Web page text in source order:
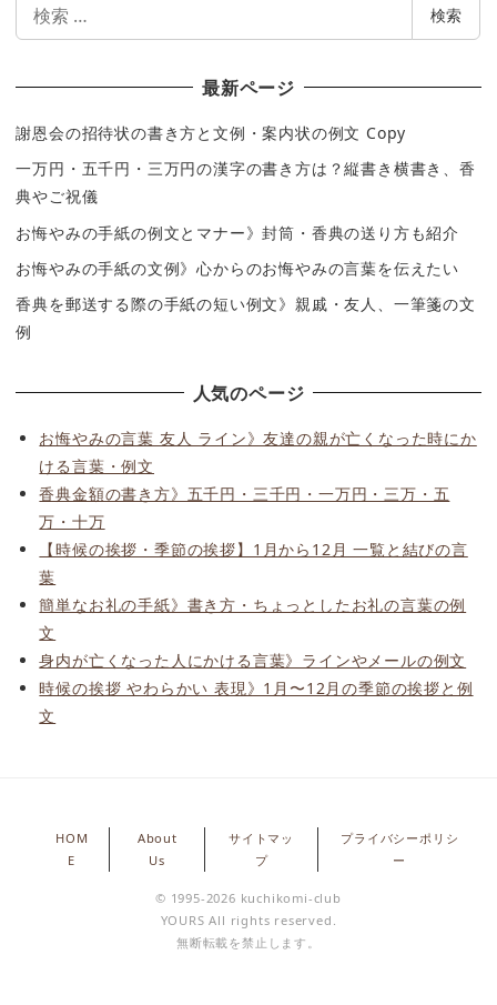
索
検索
最新ページ
謝恩会の招待状の書き方と文例・案内状の例文 Copy
一万円・五千円・三万円の漢字の書き方は？縦書き横書き、香
典やご祝儀
お悔やみの手紙の例文とマナー》封筒・香典の送り方も紹介
お悔やみの手紙の文例》心からのお悔やみの言葉を伝えたい
香典を郵送する際の手紙の短い例文》親戚・友人、一筆箋の文
例
人気のページ
お悔やみの言葉 友人 ライン》友達の親が亡くなった時にか
ける言葉・例文
香典金額の書き方》五千円・三千円・一万円・三万・五
万・十万
【時候の挨拶・季節の挨拶】1月から12月 一覧と結びの言
葉
簡単なお礼の手紙》書き方・ちょっとしたお礼の言葉の例
文
身内が亡くなった人にかける言葉》ラインやメールの例文
時候の挨拶 やわらかい 表現》1月〜12月の季節の挨拶と例
文
HOM
E
About
Us
サイトマッ
プ
プライバシーポリシ
ー
© 1995-2026 kuchikomi-club
YOURS All rights reserved.
無断転載を禁止します。